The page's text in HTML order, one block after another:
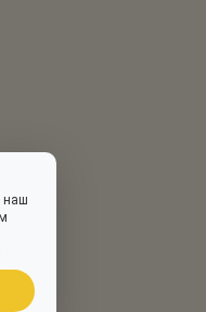
наш